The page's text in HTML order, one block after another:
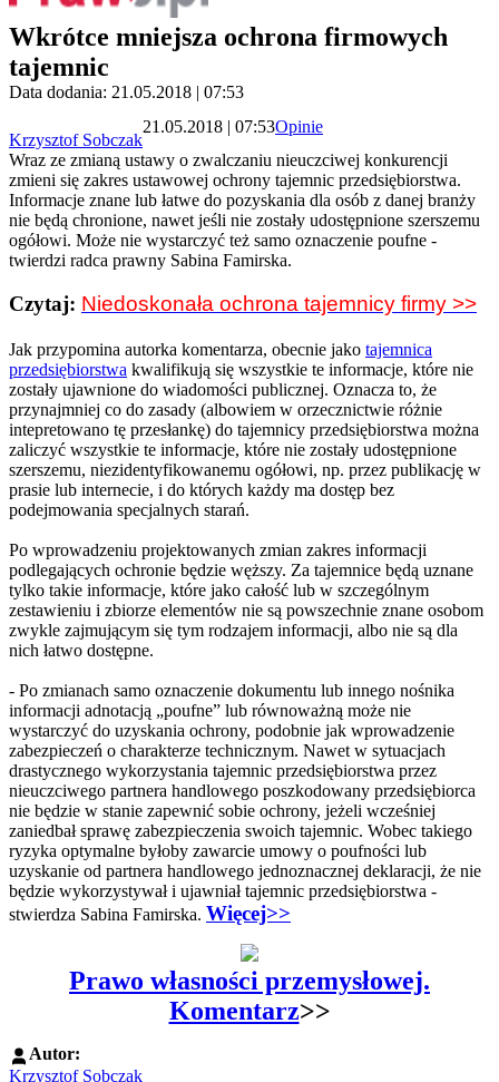
Wkrótce mniejsza ochrona firmowych
tajemnic
Data dodania: 21.05.2018 | 07:53
Krzysztof Sobczak
21.05.2018 | 07:53Opinie
Wraz ze zmianą ustawy o zwalczaniu nieuczciwej konkurencji
zmieni się zakres ustawowej ochrony tajemnic przedsiębiorstwa.
Informacje znane lub łatwe do pozyskania dla osób z danej branży
nie będą chronione, nawet jeśli nie zostały udostępnione szerszemu
ogółowi. Może nie wystarczyć też samo oznaczenie poufne -
twierdzi radca prawny Sabina Famirska.
Czytaj: Niedoskonała ochrona tajemnicy firmy >>
Jak przypomina autorka komentarza, obecnie jako tajemnica
przedsiębiorstwa kwalifikują się wszystkie te informacje, które nie
zostały ujawnione do wiadomości publicznej. Oznacza to, że
przynajmniej co do zasady (albowiem w orzecznictwie różnie
intepretowano tę przesłankę) do tajemnicy przedsiębiorstwa można
zaliczyć wszystkie te informacje, które nie zostały udostępnione
szerszemu, niezidentyfikowanemu ogółowi, np. przez publikację w
prasie lub internecie, i do których każdy ma dostęp bez
podejmowania specjalnych starań.
Po wprowadzeniu projektowanych zmian zakres informacji
podlegających ochronie będzie węższy. Za tajemnice będą uznane
tylko takie informacje, które jako całość lub w szczególnym
zestawieniu i zbiorze elementów nie są powszechnie znane osobom
zwykle zajmującym się tym rodzajem informacji, albo nie są dla
nich łatwo dostępne.
- Po zmianach samo oznaczenie dokumentu lub innego nośnika
informacji adnotacją „poufne” lub równoważną może nie
wystarczyć do uzyskania ochrony, podobnie jak wprowadzenie
zabezpieczeń o charakterze technicznym. Nawet w sytuacjach
drastycznego wykorzystania tajemnic przedsiębiorstwa przez
nieuczciwego partnera handlowego poszkodowany przedsiębiorca
nie będzie w stanie zapewnić sobie ochrony, jeżeli wcześniej
zaniedbał sprawę zabezpieczenia swoich tajemnic. Wobec takiego
ryzyka optymalne byłoby zawarcie umowy o poufności lub
uzyskanie od partnera handlowego jednoznacznej deklaracji, że nie
będzie wykorzystywał i ujawniał tajemnic przedsiębiorstwa -
stwierdza Sabina Famirska. Więcej>>
Prawo własności przemysłowej.
Komentarz>>
Autor:
Krzysztof Sobczak